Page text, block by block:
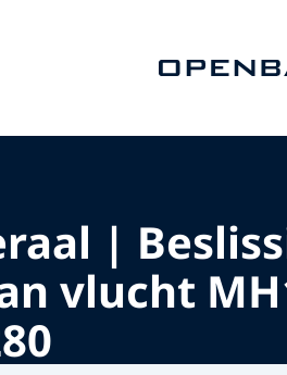
|
vlucht